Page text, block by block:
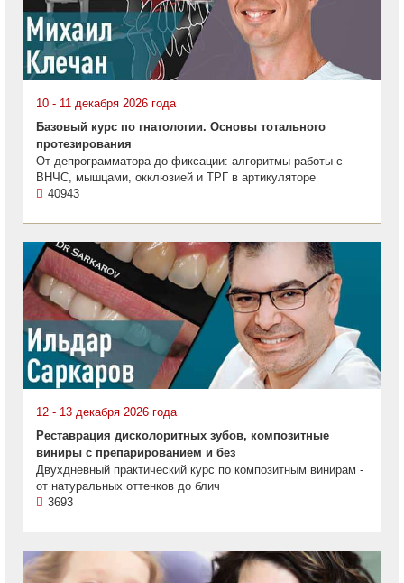
10 - 11 декабря 2026 года
Базовый курс по гнатологии. Основы тотального
протезирования
От депрограмматора до фиксации: алгоритмы работы с
ВНЧС, мышцами, окклюзией и ТРГ в артикуляторе
40943
12 - 13 декабря 2026 года
Реставрация дисколоритных зубов, композитные
виниры с препарированием и без
Двухдневный практический курс по композитным винирам -
от натуральных оттенков до блич
3693